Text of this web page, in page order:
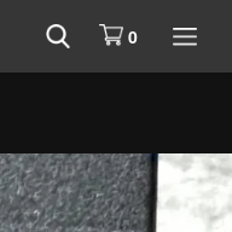
0